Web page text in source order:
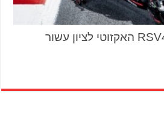
אפריליה: ה־RSV4 X-GP האקזוטי לציון עשור